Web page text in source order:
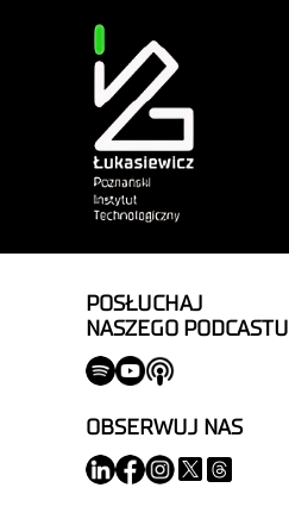
POSŁUCHAJ
NASZEGO PODCASTU
OBSERWUJ NAS